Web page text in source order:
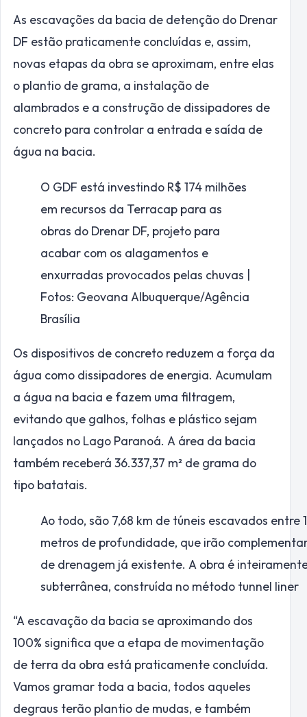
As escavações da bacia de detenção do Drenar
DF estão praticamente concluídas e, assim,
novas etapas da obra se aproximam, entre elas
o plantio de grama, a instalação de
alambrados e a construção de dissipadores de
concreto para controlar a entrada e saída de
água na bacia.
O GDF está investindo R$ 174 milhões
em recursos da Terracap para as
obras do Drenar DF, projeto para
acabar com os alagamentos e
enxurradas provocados pelas chuvas |
Fotos: Geovana Albuquerque/Agência
Brasília
Os dispositivos de concreto reduzem a força da
água como dissipadores de energia. Acumulam
a água na bacia e fazem uma filtragem,
evitando que galhos, folhas e plástico sejam
lançados no Lago Paranoá. A área da bacia
também receberá 36.337,37 m² de grama do
tipo batatais.
Ao todo, são 7,68 km de túneis escavados entre
metros de profundidade, que irão
de drenagem já existente. A obra é
subterrânea, construída no método tunnel liner
“A escavação da bacia se aproximando dos
100% significa que a etapa de movimentação
de terra da obra está praticamente concluída.
Vamos gramar toda a bacia, todos aqueles
degraus terão plantio de mudas, e também